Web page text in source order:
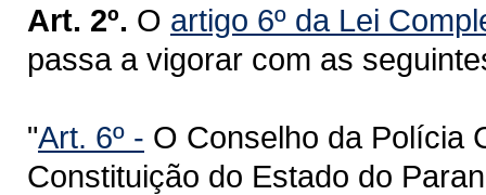
Art. 2º. O artigo 6º da Lei
passa a vigorar com as
"Art. 6º - O Conselho da Polícia
Constituição do Estado do